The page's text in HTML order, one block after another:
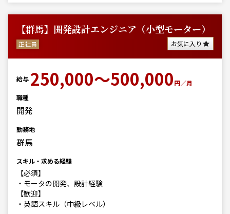
【群馬】開発設計エンジニア（小型モーター）
正社員 お気に入り
給与 250,000～500,000円／月
職種
開発
勤務地
群馬
スキル・求める経験
【必須】
・モータの開発、設計経験
【歓迎】
・英語スキル（中級レベル）